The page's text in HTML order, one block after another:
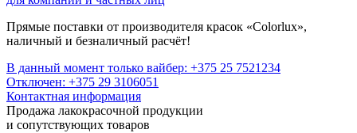
Прямые поставки от производителя красок «Colorlux»,
наличный и безналичный расчёт!
В данный момент только вайбер: +375 25 7521234
Отключен: +375 29 3106051
Контактная информация
Продажа лакокрасочной продукции
и сопутствующих товаров